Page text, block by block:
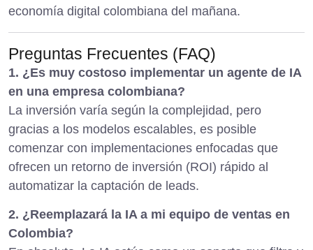
economía digital colombiana del mañana.
Preguntas Frecuentes (FAQ)
1. ¿Es muy costoso implementar un agente de IA
en una empresa colombiana?
La inversión varía según la complejidad, pero
gracias a los modelos escalables, es posible
comenzar con implementaciones enfocadas que
ofrecen un retorno de inversión (ROI) rápido al
automatizar la captación de leads.
2. ¿Reemplazará la IA a mi equipo de ventas en
Colombia?